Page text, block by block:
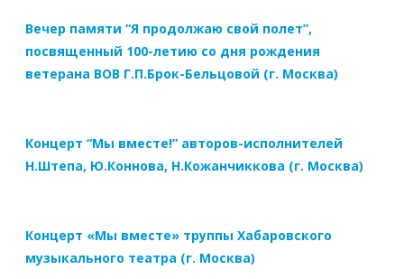
Вечер памяти “Я продолжаю свой полет”,
посвященный 100-летию со дня рождения
ветерана ВОВ Г.П.Брок-Бельцовой (г. Москва)
Концерт “Мы вместе!” авторов-исполнителей
Н.Штепа, Ю.Коннова, Н.Кожанчиккова (г. Москва)
Концерт «Мы вместе» труппы Хабаровского
музыкального театра (г. Москва)